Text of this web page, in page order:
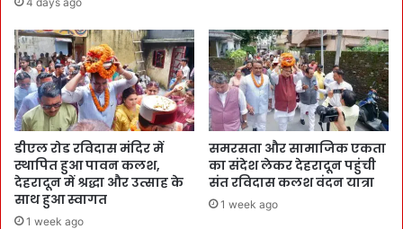
डीएल रोड रविदास मंदिर में
स्थापित हुआ पावन कलश,
देहरादून में श्रद्धा और उत्साह के
साथ हुआ स्वागत
1 week ago
समरसता और सामाजिक एकता
का संदेश लेकर देहरादून पहुंची
संत रविदास कलश वंदन यात्रा
1 week ago